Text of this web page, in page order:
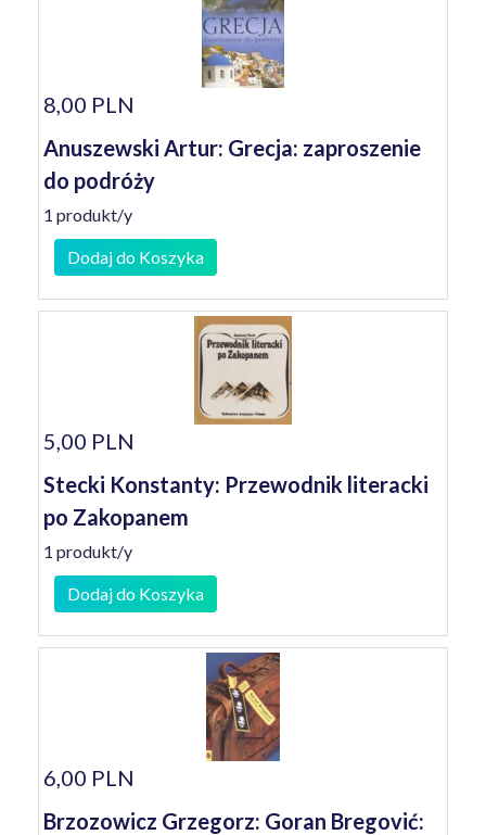
8,00 PLN
Anuszewski Artur: Grecja: zaproszenie
do podróży
1 produkt/y
Dodaj do Koszyka
5,00 PLN
Stecki Konstanty: Przewodnik literacki
po Zakopanem
1 produkt/y
Dodaj do Koszyka
6,00 PLN
Brzozowicz Grzegorz: Goran Bregović: